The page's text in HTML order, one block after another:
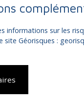
informations sur les
site Géorisques :